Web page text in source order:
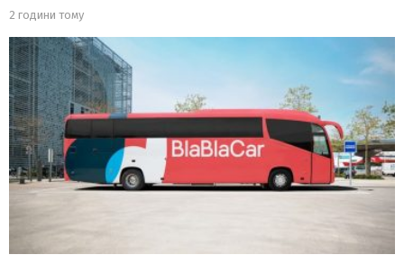
2 години тому